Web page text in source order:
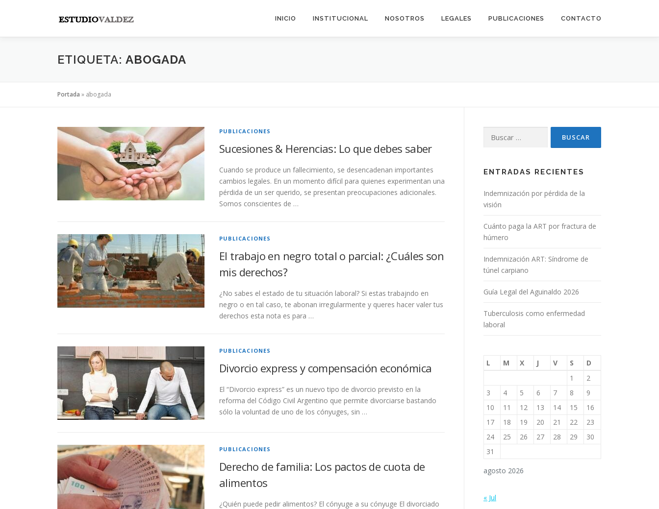
INICIO INSTITUCIONAL NOSOTROS LEGALES PUBLICACIONES CONTACTO
ETIQUETA: ABOGADA
Portada » abogada
PUBLICACIONES
Sucesiones & Herencias: Lo que debes saber
Cuando se produce un fallecimiento, se desencadenan importantes
cambios legales. En un momento difícil para quienes experimentan una
pérdida de un ser querido, se presentan preocupaciones adicionales.
Somos conscientes de …
PUBLICACIONES
El trabajo en negro total o parcial: ¿Cuáles son
mis derechos?
¿No sabes el estado de tu situación laboral? Si estas trabajndo en
negro o en tal caso, te abonan irregularmente y queres hacer valer tus
derechos esta nota es para …
PUBLICACIONES
Divorcio express y compensación económica
El “Divorcio express” es un nuevo tipo de divorcio previsto en la
reforma del Código Civil Argentino que permite divorciarse bastando
sólo la voluntad de uno de los cónyuges, sin …
PUBLICACIONES
Derecho de familia: Los pactos de cuota de
alimentos
¿Quién puede pedir alimentos? El cónyuge a su cónyuge El divorciado
ENTRADAS RECIENTES
Indemnización por pérdida de la
visión
Cuánto paga la ART por fractura de
húmero
Indemnización ART: Síndrome de
túnel carpiano
Guía Legal del Aguinaldo 2026
Tuberculosis como enfermedad
laboral
agosto 2026
L M X J V S
D
1
2
3
4 5 6 7 8
9
10
11 12 13 14 15
16
17
18 19 20 21 22
23
24
25 26 27 28 29
30
31
« Jul